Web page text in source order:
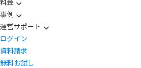
料金
事例
運営サポート
ログイン
資料請求
無料お試し